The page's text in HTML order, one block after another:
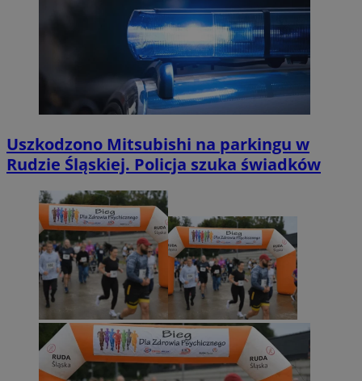
Uszkodzono Mitsubishi na parkingu w
Rudzie Śląskiej. Policja szuka świadków